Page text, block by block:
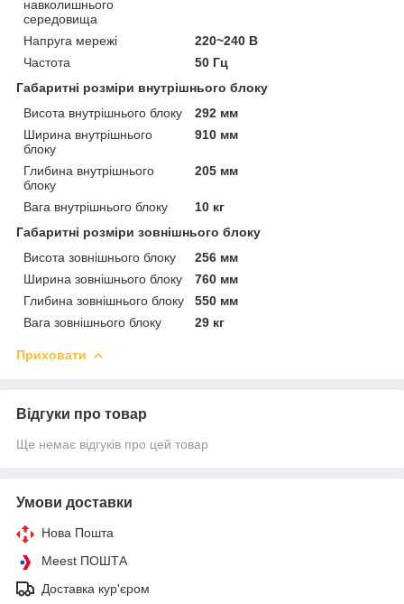
навколишнього
середовища
Напруга мережі
220~240 В
Частота
50 Гц
Габаритні розміри внутрішнього блоку
Висота внутрішнього блоку
292 мм
Ширина внутрішнього
блоку
910 мм
Глибина внутрішнього
блоку
205 мм
Вага внутрішнього блоку
10 кг
Габаритні розміри зовнішнього блоку
Висота зовнішнього блоку
256 мм
Ширина зовнішнього блоку
760 мм
Глибина зовнішнього блоку
550 мм
Вага зовнішнього блоку
29 кг
Приховати
Відгуки про товар
Ще немає відгуків про цей товар
Умови доставки
Нова Пошта
Meest ПОШТА
Доставка кур'єром